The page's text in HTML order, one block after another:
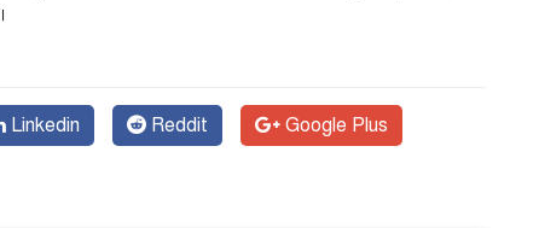
Linkedin Reddit Google Plus